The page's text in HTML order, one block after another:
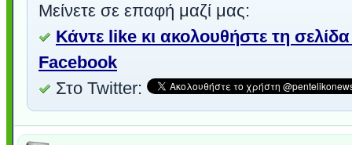
Μείνετε σε επαφή μαζί μας:
Κάντε like κι ακολουθήστε τη
Facebook
Στο Twitter: